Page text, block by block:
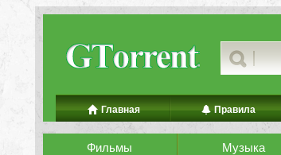
Главная Правила
Фильмы Музыка